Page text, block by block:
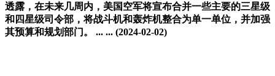
透露，在未来几周内，美国空军将宣布合并一些主要的三星级
和四星级司令部，将战斗机和轰炸机整合为单一单位，并加强
其预算和规划部门。 ... ... (2024-02-02)